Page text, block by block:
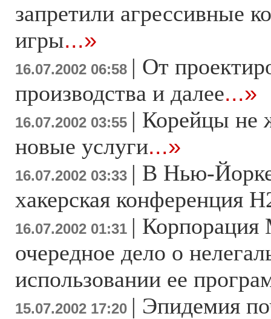
запретили агрессивные
игры...»
16.07.2002 06:58 | От
производства и далее...»
16.07.2002 03:55 | Корейцы не
новые услуги...»
16.07.2002 03:33 | В Нью-
хакерская конференция
16.07.2002 01:31 | Корпорация
очередное дело о
использовании ее
15.07.2002 17:20 | Эпидемия